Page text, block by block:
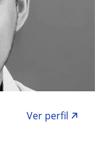
Ver perfil